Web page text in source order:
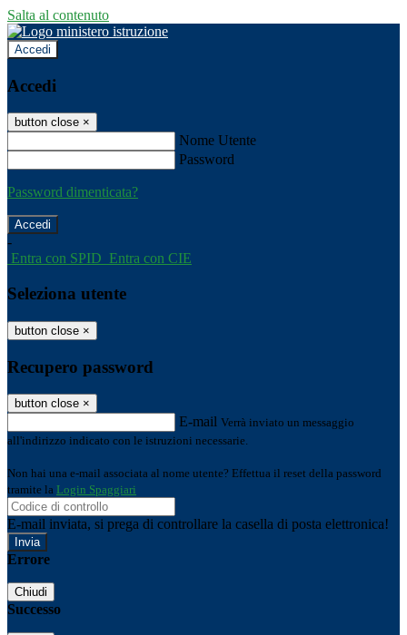
Salta al contenuto
Accedi
Accedi
button close ×
Nome Utente
Password
Password dimenticata?
-
Entra con SPID Entra con CIE
Seleziona utente
button close ×
Recupero password
button close ×
E-mail Verrà inviato un messaggio
all'indirizzo indicato con le istruzioni necessarie.
Non hai una e-mail associata al nome utente? Effettua il reset della password
tramite la Login Spaggiari
E-mail inviata, si prega di controllare la casella di posta elettronica!
Errore
Chiudi
Successo